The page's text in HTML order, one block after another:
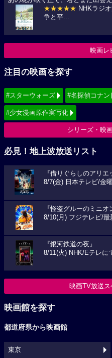
★★★★★ NHKラジ
争と平...
映画レ
注目の映画を探す
#スターウォーズ #名探偵コナン
#少女漫画原作実写化
シリーズ・映
必見！地上波放送リスト
『借りぐらしのアリエ
8/7(金) 日本テレビ/金
『怪盗グルーのミニオ
8/10(月) フジテレビ/
『銀河鉄道の夜』
8/11(火) NHK/Eテレに
映画TV放送
映画館を探す
都道府県から映画館
東京